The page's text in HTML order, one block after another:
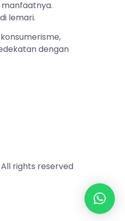
lemari.
dengan
All rights reserved